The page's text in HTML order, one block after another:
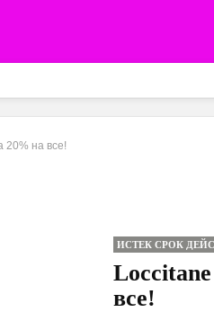
20% на все!
ИСТЕК СРОК
все!